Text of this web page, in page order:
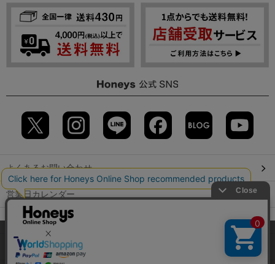
よくあるお問い合わせ
営業日カレンダー
店舗検索
GLOBAL GUIDE（海外からご利用のお客様）
当サイトでは、サイトの利便性向上のため、クッキー(Cookie)を使
用しています。詳しくは「
」をご覧くださ